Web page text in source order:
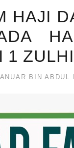
HAJI
1
BIN ABDUL